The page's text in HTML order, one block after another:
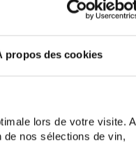
propos des cookies
lors de votre visite. A
nos sélections de vin,